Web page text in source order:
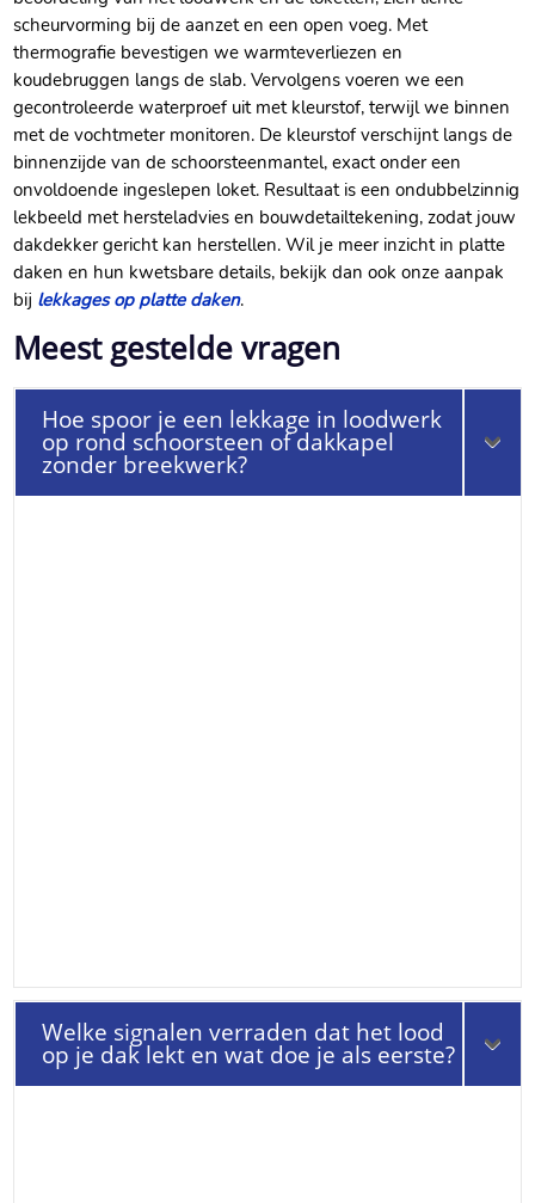
scheurvorming bij de aanzet en een open voeg.​ Met
thermografie bevestigen we warmteverliezen en
koudebruggen langs de slab.​ Vervolgens voeren we een
gecontroleerde waterproef uit met kleurstof, terwijl we binnen
met de vochtmeter monitoren.​ De kleurstof verschijnt langs de
binnenzijde van de schoorsteenmantel, exact onder een
onvoldoende ingeslepen loket.​ Resultaat is een ondubbelzinnig
lekbeeld met hersteladvies en bouwdetailtekening, zodat jouw
dakdekker gericht kan herstellen.​ Wil je meer inzicht in platte
daken en hun kwetsbare details, bekijk dan ook onze aanpak
bij lekkages op platte daken.​
Meest gestelde vragen
Hoe spoor je een lekkage in loodwerk
op rond schoorsteen of dakkapel
zonder breekwerk?
Welke signalen verraden dat het lood
op je dak lekt en wat doe je als eerste?